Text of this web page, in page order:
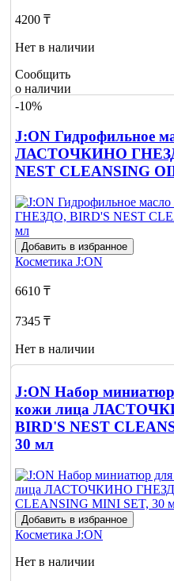
4200 ₸
Нет в наличии
Сообщить
о наличии
-10%
J:ON Гидрофильное
ЛАСТОЧКИНО
NEST CLEANSING
Добавить в избранное
Косметика J:ON
6610 ₸
7345 ₸
Нет в наличии
о наличии
J:ON Набор
кожи лица
BIRD'S NEST
30 мл
Добавить в избранное
Косметика J:ON
Нет в наличии